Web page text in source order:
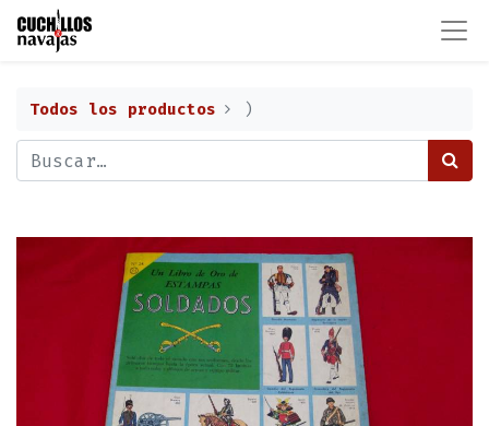
Todos los productos )